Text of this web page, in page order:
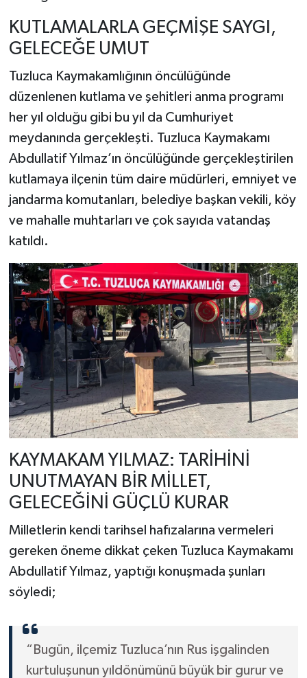
KUTLAMALARLA GEÇMİŞE SAYGI,
GELECEĞE UMUT
Tuzluca Kaymakamlığının öncülüğünde
düzenlenen kutlama ve şehitleri anma programı
her yıl olduğu gibi bu yıl da Cumhuriyet
meydanında gerçekleşti. Tuzluca Kaymakamı
Abdullatif Yılmaz’ın öncülüğünde gerçekleştirilen
kutlamaya ilçenin tüm daire müdürleri, emniyet ve
jandarma komutanları, belediye başkan vekili, köy
ve mahalle muhtarları ve çok sayıda vatandaş
katıldı.
KAYMAKAM YILMAZ: TARİHİNİ
UNUTMAYAN BİR MİLLET,
GELECEĞİNİ GÜÇLÜ KURAR
Milletlerin kendi tarihsel hafızalarına vermeleri
gereken öneme dikkat çeken Tuzluca Kaymakamı
Abdullatif Yılmaz, yaptığı konuşmada şunları
söyledi;
“Bugün, ilçemiz Tuzluca’nın Rus işgalinden
kurtuluşunun yıldönümünü büyük bir gurur ve